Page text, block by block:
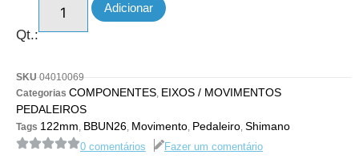
Qt.:
Adicionar
SKU 04010069
Categorias COMPONENTES, EIXOS / MOVIMENTOS
PEDALEIROS
Tags 122mm, BBUN26, Movimento, Pedaleiro, Shimano
0 comentários Fazer um comentário